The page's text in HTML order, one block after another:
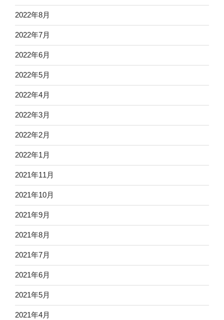
2022年8月
2022年7月
2022年6月
2022年5月
2022年4月
2022年3月
2022年2月
2022年1月
2021年11月
2021年10月
2021年9月
2021年8月
2021年7月
2021年6月
2021年5月
2021年4月